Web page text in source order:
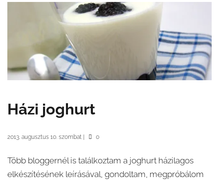
Házi joghurt
2013. augusztus 10. szombat 0
Több bloggernél is találkoztam a joghurt házilagos
elkészítésének leírásával, gondoltam, megpróbálom